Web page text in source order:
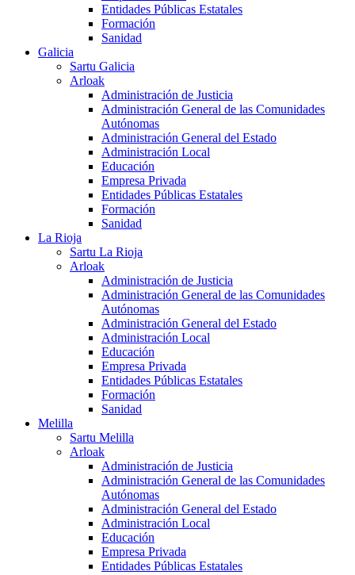
Entidades Públicas Estatales
Formación
Sanidad
Galicia
Sartu Galicia
Arloak
Administración de Justicia
Administración General de las Comunidades
Autónomas
Administración General del Estado
Administración Local
Educación
Empresa Privada
Entidades Públicas Estatales
Formación
Sanidad
La Rioja
Sartu La Rioja
Arloak
Administración de Justicia
Administración General de las Comunidades
Autónomas
Administración General del Estado
Administración Local
Educación
Empresa Privada
Entidades Públicas Estatales
Formación
Sanidad
Melilla
Sartu Melilla
Arloak
Administración de Justicia
Administración General de las Comunidades
Autónomas
Administración General del Estado
Administración Local
Educación
Empresa Privada
Entidades Públicas Estatales